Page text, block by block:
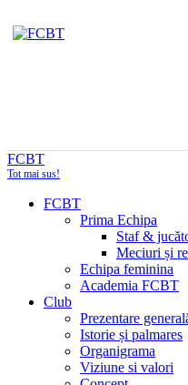
FCBT
Tot mai sus!
FCBT
Prima Echipa
Staf &
Meciuri și
Echipa feminina
Academia FCBT
Club
Prezentare
Istorie și palmares
Organigrama
Viziune si valori